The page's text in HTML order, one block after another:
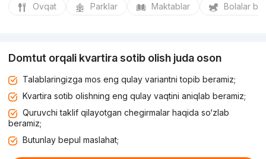
Ovqat Parklar Maktablar Bolalar
Domtut orqali kvartira sotib olish juda oson
Talablaringizga mos eng qulay variantni topib beramiz;
Kvartira sotib olishning eng qulay vaqtini aniqlab beramiz;
Quruvchi taklif qilayotgan chegirmalar haqida so‘zlab
beramiz;
Butunlay bepul maslahat;